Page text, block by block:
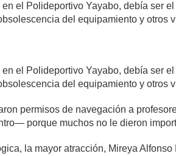
el Polideportivo Yayabo, debía ser
del equipamiento y otros
el Polideportivo Yayabo, debía ser
del equipamiento y otros
permisos de navegación a
porque muchos no le dieron
la mayor atracción, Mireya